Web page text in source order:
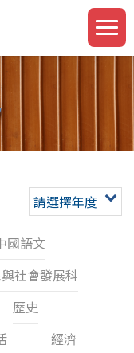
請選擇年度
國語文
社會發展科
歷史
經濟